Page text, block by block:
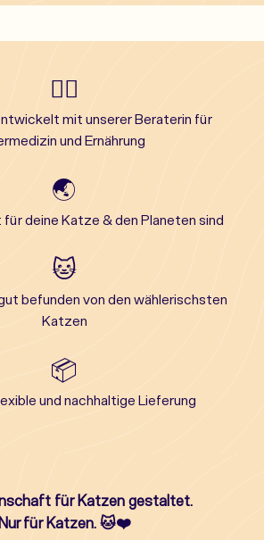
👩‍⚕️
mit unserer Beraterin für
und Ernährung
🌏
deine Katze & den Planeten sind
🐱
befunden von den wählerischsten
Katzen
📦
und nachhaltige Lieferung
für Katzen gestaltet.
für Katzen. 🐱❤️